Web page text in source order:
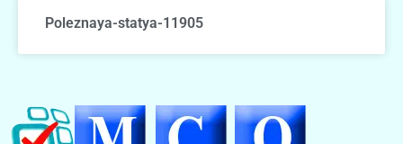
Poleznaya-statya-11905